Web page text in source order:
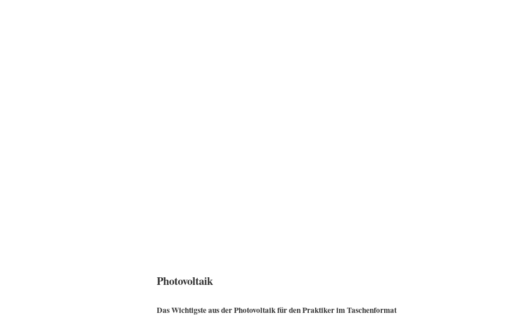
Photovoltaik
Das Wichtigste aus der Photovoltaik für den Praktiker im Taschenformat